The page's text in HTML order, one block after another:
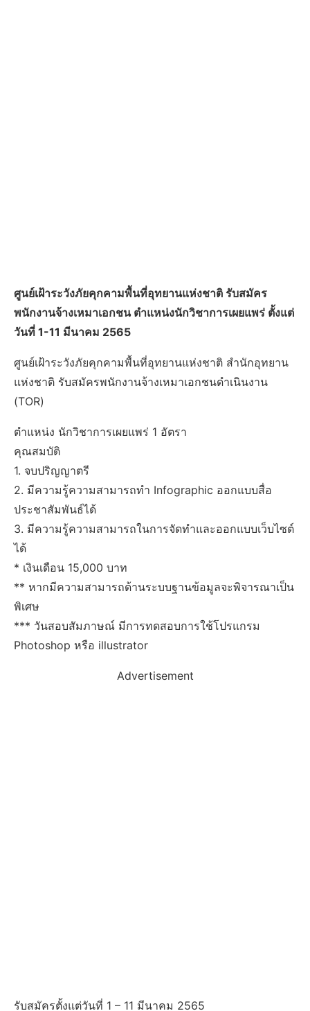
ศูนย์เฝ้าระวังภัยคุกคามพื้นที่อุทยานแห่งชาติ รับสมัคร
พนักงานจ้างเหมาเอกชน ตำแหน่งนักวิชาการเผยแพร่ ตั้งแต่
วันที่ 1-11 มีนาคม 2565
ศูนย์เฝ้าระวังภัยคุกคามพื้นที่อุทยานแห่งชาติ สำนักอุทยาน
แห่งชาติ รับสมัครพนักงานจ้างเหมาเอกชนดำเนินงาน
(TOR)
ตำแหน่ง นักวิชาการเผยแพร่ 1 อัตรา
คุณสมบัติ
1. จบปริญญาตรี
2. มีความรู้ความสามารถทำ Infographic ออกแบบสื่อ
ประชาสัมพันธ์ได้
3. มีความรู้ความสามารถในการจัดทำและออกแบบเว็บไซต์
ได้
* เงินเดือน 15,000 บาท
** หากมีความสามารถด้านระบบฐานข้อมูลจะพิจารณาเป็น
พิเศษ
*** วันสอบสัมภาษณ์ มีการทดสอบการใช้โปรแกรม
Photoshop หรือ illustrator
Advertisement
รับสมัครตั้งแต่วันที่ 1 – 11 มีนาคม 2565